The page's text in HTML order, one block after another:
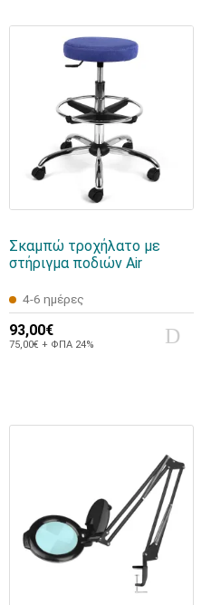
Σκαμπώ τροχήλατο με
στήριγμα ποδιών Air
4-6 ημέρες
93,00€
75,00€ + ΦΠΑ 24%